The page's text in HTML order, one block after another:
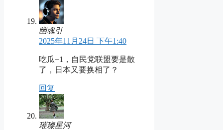
幽魂引
2025年11月24日 下午1:40
吃瓜+1，自民党联盟要是散
了，日本又要换相了？
回复
璀璨星河